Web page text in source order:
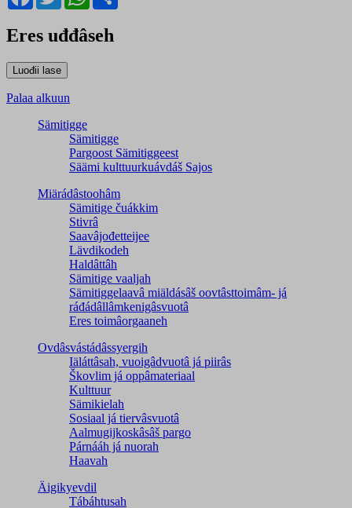
Eres uđđâseh
Palaa alkuun
Sämitigge
Sämitigge
Pargoost Sämitiggeest
Säämi kulttuurkuávdáš Sajos
Miärádâstoohâm
Sämitige čuákkim
Stivrâ
Saavâjođetteijee
Lävdikodeh
Haldâttâh
Sämitige vaaljah
Sämitiggelaavâ miäldásâš oovtâsttoimâm- já
ráđádâllâmkenigâsvuotâ
Eres toimâorgaaneh
Ovdâsvástádâssyergih
Iäláttâsah, vuoigâdvuotâ já piirâs
Škovlim já oppâmateriaal
Kulttuur
Sämikielah
Sosiaal já tiervâsvuotâ
Aalmugijkoskâsâš pargo
Párnááh já nuorah
Haavah
Äigikyevdil
Tábáhtusah